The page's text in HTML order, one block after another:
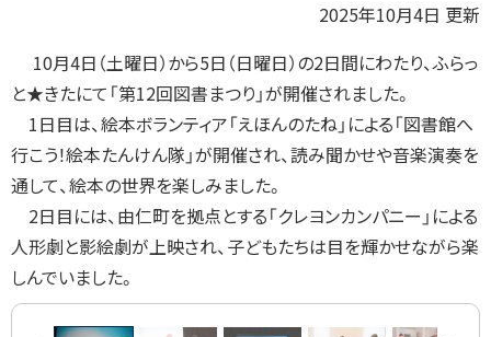
る
2025年10月4日 更新
10月4日（土曜日）から5日（日曜日）の2日間にわたり、ふらっ
と★きたにて「第12回図書まつり」が開催されました。
1日目は、絵本ボランティア「えほんのたね」による「図書館へ
行こう！絵本たんけん隊」が開催され、読み聞かせや音楽演奏を
通して、絵本の世界を楽しみました。
2日目には、由仁町を拠点とする「クレヨンカンパニー」による
人形劇と影絵劇が上映され、子どもたちは目を輝かせながら楽
しんでいました。
画